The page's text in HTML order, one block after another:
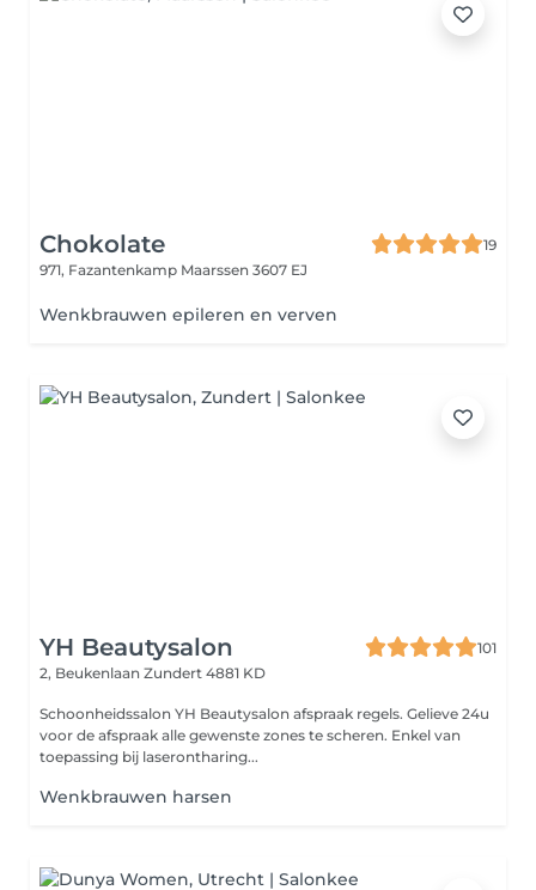
Chokolate
19
971, Fazantenkamp Maarssen 3607 EJ
Wenkbrauwen epileren en verven
YH Beautysalon
101
2, Beukenlaan Zundert 4881 KD
Schoonheidssalon YH Beautysalon afspraak regels. Gelieve 24u
voor de afspraak alle gewenste zones te scheren. Enkel van
toepassing bij laserontharing...
Wenkbrauwen harsen